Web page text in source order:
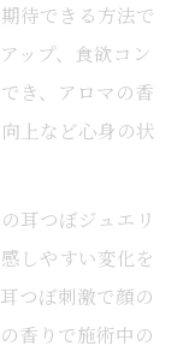
待できる方法で
ップ、食欲コン
き、アロマの香
上など心身の状
耳つぼジュエリ
しやすい変化を
つぼ刺激で顔の
香りで施術中の